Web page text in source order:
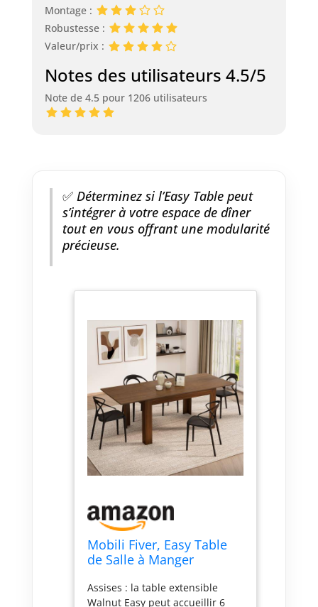
Montage :
Robustesse :
Valeur/prix :
Notes des utilisateurs 4.5/5
Note de 4.5 pour 1206 utilisateurs
✅Déterminez si l’Easy Table peut
s’intégrer à votre espace de dîner
tout en vous offrant une modularité
précieuse.
Mobili Fiver, Easy Table
de Salle à Manger
cm, Mélaminé effet Bois
Assises : la table extensible
Walnut Easy peut accueillir 6